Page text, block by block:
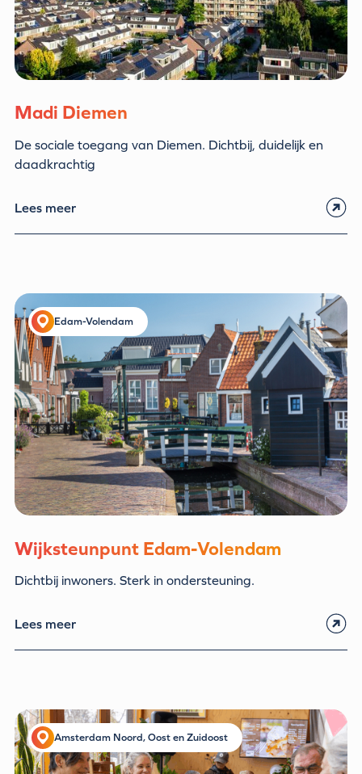
Madi Diemen
De sociale toegang van Diemen. Dichtbij, duidelijk en
daadkrachtig
Lees meer
Edam-Volendam
Wijksteunpunt Edam-Volendam
Dichtbij inwoners. Sterk in ondersteuning.
Lees meer
Amsterdam Noord, Oost en Zuidoost